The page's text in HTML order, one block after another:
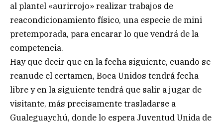
al plantel «aurirrojo» realizar trabajos de
reacondicionamiento físico, una especie de mini
pretemporada, para encarar lo que vendrá de la
competencia.
Hay que decir que en la fecha siguiente, cuando se
reanude el certamen, Boca Unidos tendrá fecha
libre y en la siguiente tendrá que salir a jugar de
visitante, más precisamente trasladarse a
Gualeguaychú, donde lo espera Juventud Unida de